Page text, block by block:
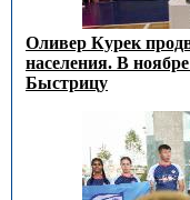
Оливер Курек
населения. В
Быстрицу